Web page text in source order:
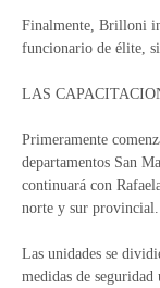
Finalmente, Brilloni
funcionario de élite,
LAS
Primeramente
departamentos San
continuará con
norte y sur provincial.
Las unidades se
medidas de